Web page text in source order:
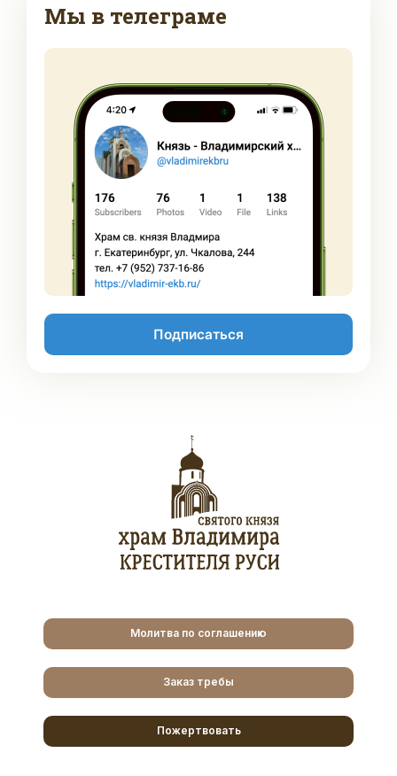
Мы в телеграме
Подписаться
Молитва по соглашению
Заказ требы
Пожертвовать